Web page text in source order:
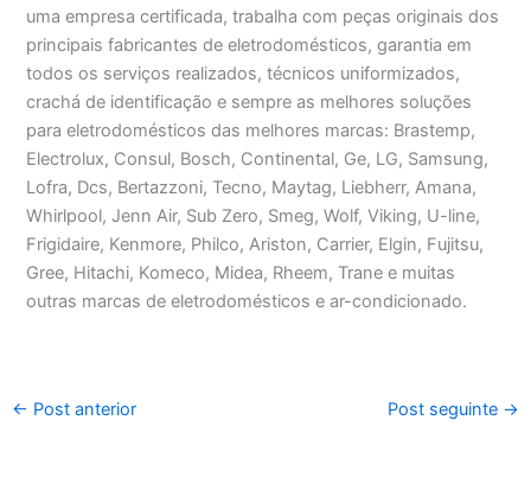
uma empresa certificada, trabalha com peças originais dos
principais fabricantes de eletrodomésticos, garantia em
todos os serviços realizados, técnicos uniformizados,
crachá de identificação e sempre as melhores soluções
para eletrodomésticos das melhores marcas: Brastemp,
Electrolux, Consul, Bosch, Continental, Ge, LG, Samsung,
Lofra, Dcs, Bertazzoni, Tecno, Maytag, Liebherr, Amana,
Whirlpool, Jenn Air, Sub Zero, Smeg, Wolf, Viking, U-line,
Frigidaire, Kenmore, Philco, Ariston, Carrier, Elgin, Fujitsu,
Gree, Hitachi, Komeco, Midea, Rheem, Trane e muitas
outras marcas de eletrodomésticos e ar-condicionado.
← Post anterior Post seguinte →